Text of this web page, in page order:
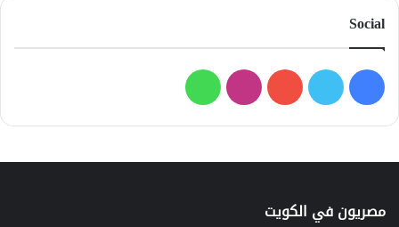
Social
فيسبوك
تويتر يوتيوبانستقرامواتساب
مصريون في الكويت